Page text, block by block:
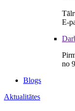
E-
no
Blogs
Aktualitātes